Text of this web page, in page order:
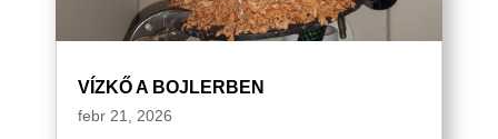
VÍZKŐ A BOJLERBEN
febr 21, 2026